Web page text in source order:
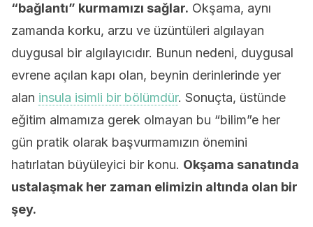
“bağlantı” kurmamızı sağlar. Okşama, aynı
zamanda korku, arzu ve üzüntüleri algılayan
duygusal bir algılayıcıdır. Bunun nedeni, duygusal
evrene açılan kapı olan, beynin derinlerinde yer
alan insula isimli bir bölümdür. Sonuçta, üstünde
eğitim almamıza gerek olmayan bu “bilim”e her
gün pratik olarak başvurmamızın önemini
hatırlatan büyüleyici bir konu. Okşama sanatında
ustalaşmak her zaman elimizin altında olan bir
şey.